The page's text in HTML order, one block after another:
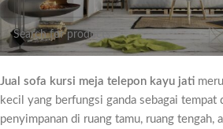
Tidak ada produk yang ditemukan sesuai
Jual sofa kursi meja telepon kayu jati
kecil yang berfungsi ganda sebagai tempat
penyimpanan di ruang tamu, ruang tengah,